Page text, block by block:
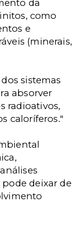
da
como
e
(minerais,
sistemas
absorver
radioativos,
caloríferos."
deixar de